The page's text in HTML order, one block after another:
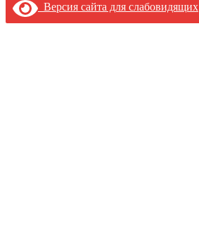
Версия сайта для слабовидящих